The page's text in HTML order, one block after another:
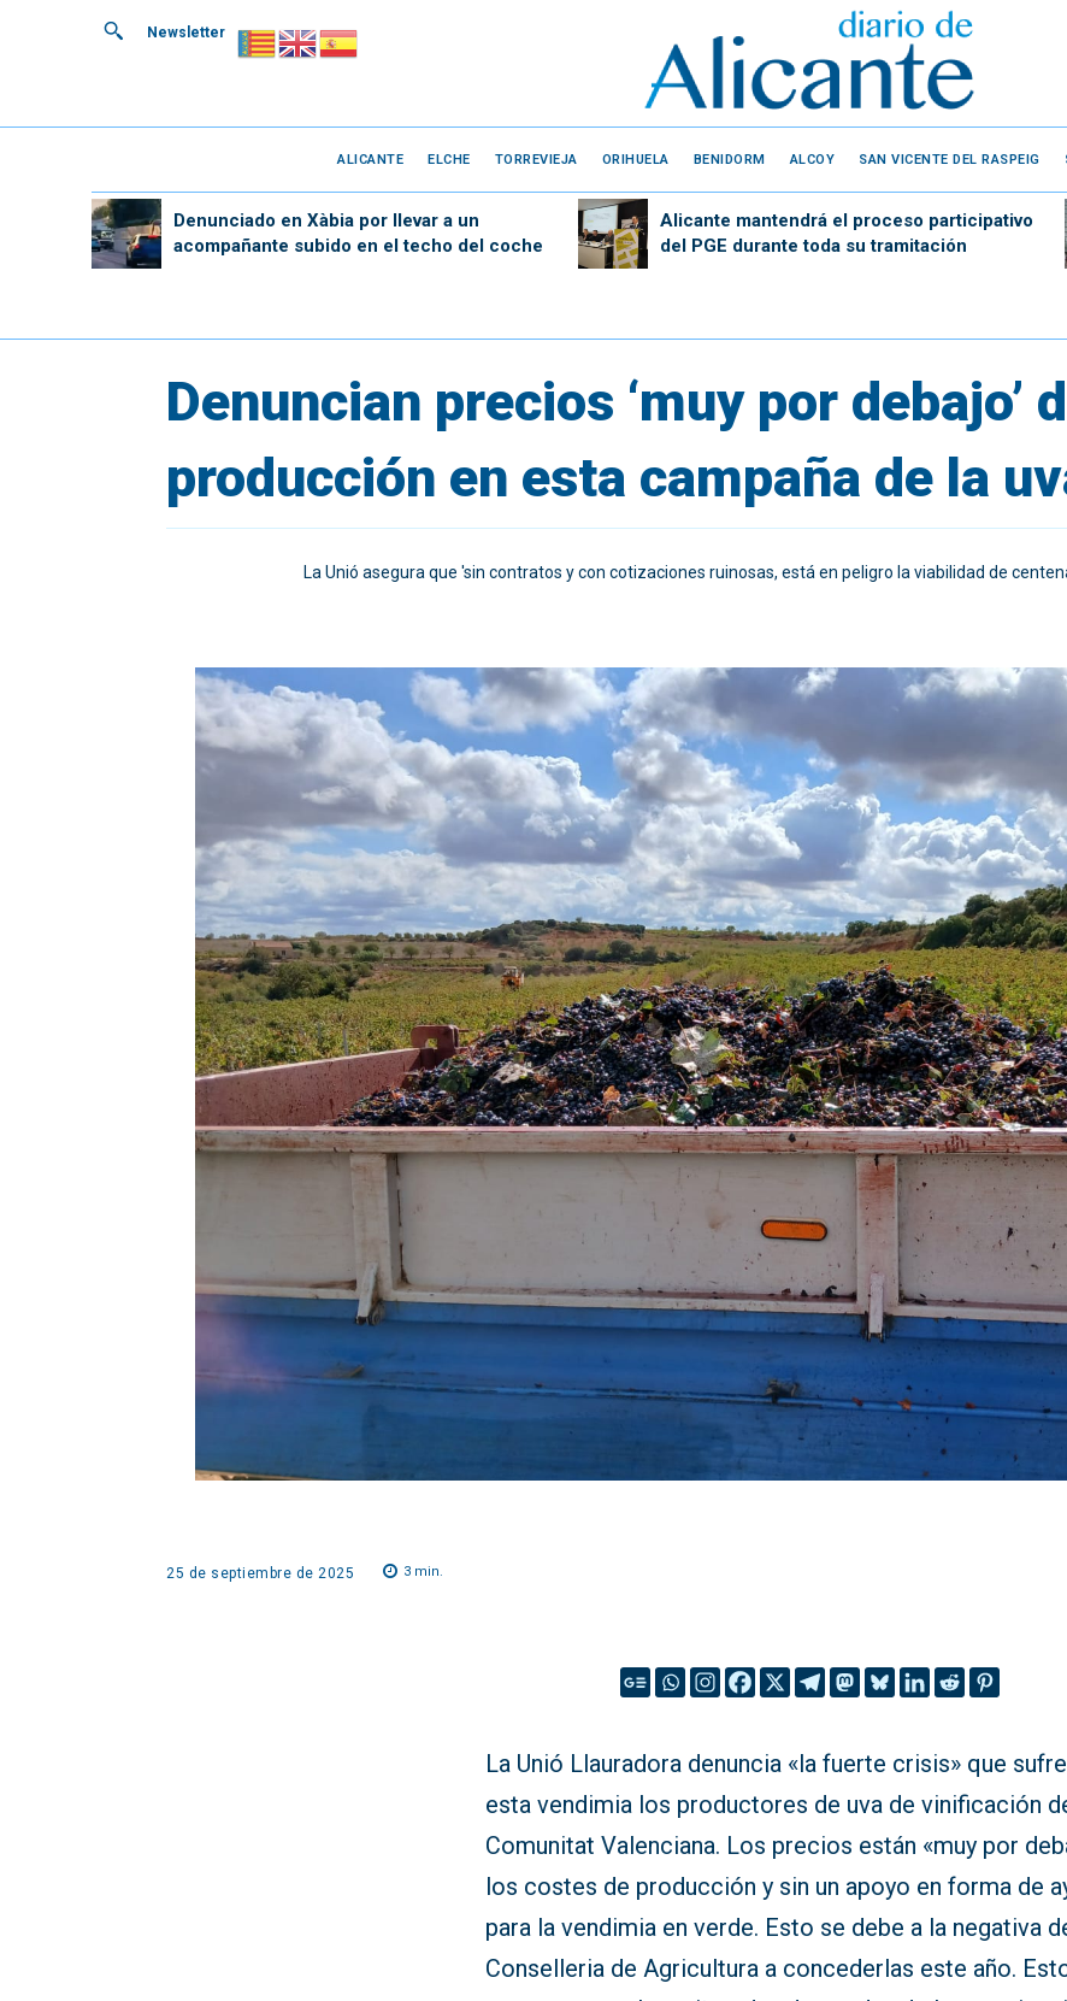
Newsletter
ALICANTE ELCHE TORREVIEJA ORIHUELA BENIDORM ALCOY SAN VICENTE DEL RASPEIG
Denunciado en Xàbia por llevar a un
acompañante subido en el techo del coche
Alicante mantendrá el proceso participativo
del PGE durante toda su tramitación
Denuncian precios ‘muy por debajo’
producción en esta campaña de la
La Unió asegura que 'sin contratos y con cotizaciones ruinosas, está en peligro la viabilidad de
25 de septiembre de 2025 3 min.
La Unió Llauradora denuncia «la fuerte crisis» que
esta vendimia los productores de uva de vinificación
Comunitat Valenciana. Los precios están «muy por
los costes de producción y sin un apoyo en forma de
para la vendimia en verde. Esto se debe a la negativa
Conselleria de Agricultura a concederlas este año.